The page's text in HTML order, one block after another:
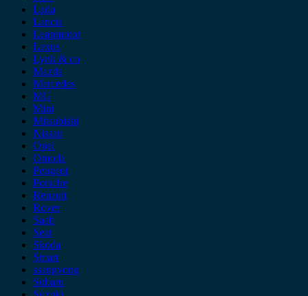
Lada
Lancia
Leapmotor
Lexus
Lynk & co
Mazda
Mercedes
MG
Mini
Mitsubishi
Nissan
Opel
Omoda
Peugeot
Porsche
Renault
Rover
Saab
Seat
Skoda
Smart
ssangyong
Subaru